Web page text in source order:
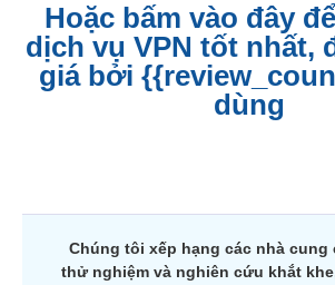
Hoặc bấm vào đây
dịch vụ VPN tốt nhất,
giá bởi
dùng
Chúng tôi xếp hạng các nhà cung
thử nghiệm và nghiên cứu khắt